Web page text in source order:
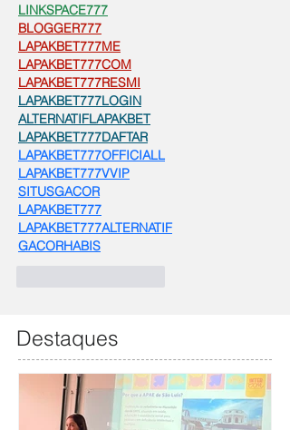
LINKSPACE777
BLOGGER777
LAPAKBET777ME
LAPAKBET777COM
LAPAKBET777RESMI
LAPAKBET777LOGIN
ALTERNATIFLAPAKBET
LAPAKBET777DAFTAR
LAPAKBET777OFFICIALL
LAPAKBET777VVIP
SITUSGACOR
LAPAKBET777
LAPAKBET777ALTERNATIF
GACORHABIS
Destaques